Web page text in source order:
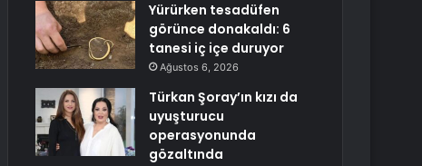
Yürürken tesadüfen
görünce donakaldı: 6
tanesi iç içe duruyor
Ağustos 6, 2026
Türkan Şoray’ın kızı da
uyuşturucu
operasyonunda
gözaltında